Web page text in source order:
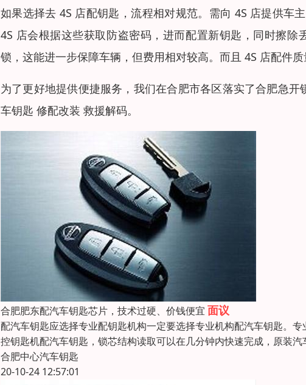
如果选择去 4S 店配钥匙，流程相对规范。需向 4S 店提供车
4S 店会根据这些获取防盗密码，进而配置新钥匙，同时擦
锁，这能进一步保障车辆，但费用相对较高。而且 4S 店配件
为了更好地提供便捷服务，我们在合肥市各区落实了合肥急
车钥匙 修配改装 救援解码。
合肥肥东配汽车钥匙芯片，技术过硬、价钱便宜 面议
配汽车钥匙应选择专业配钥匙机构一定要选择专业机构配汽车钥匙。
控钥匙机配汽车钥匙，锁芯结构读取可以在几分钟内快速完成，原装
合肥中心汽车钥匙
20-10-24 12:57:01